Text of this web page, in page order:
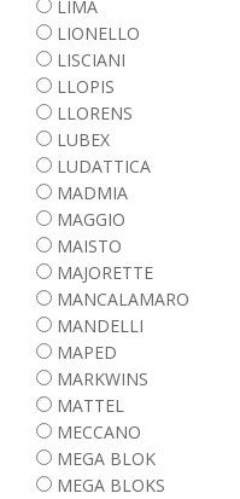
LIMA
LIONELLO
LISCIANI
LLOPIS
LLORENS
LUBEX
LUDATTICA
MADMIA
MAGGIO
MAISTO
MAJORETTE
MANCALAMARO
MANDELLI
MAPED
MARKWINS
MATTEL
MECCANO
MEGA BLOK
MEGA BLOKS